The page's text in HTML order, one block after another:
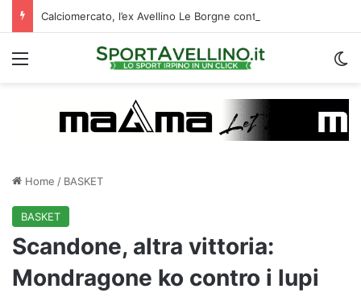
Menu
Home / BASKET
BASKET
Scandone, altra vittoria:
Mondragone ko contro i lupi